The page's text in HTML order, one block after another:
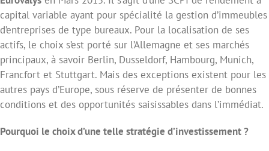
capital variable ayant pour spécialité la gestion d’immeubles
d’entreprises de type bureaux. Pour la localisation de ses
actifs, le choix s’est porté sur l’Allemagne et ses marchés
principaux, à savoir Berlin, Dusseldorf, Hambourg, Munich,
Francfort et Stuttgart. Mais des exceptions existent pour les
autres pays d’Europe, sous réserve de présenter de bonnes
conditions et des opportunités saisissables dans l’immédiat.
Pourquoi le choix d’une telle stratégie d’investissement ?